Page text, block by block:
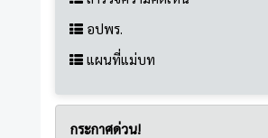
อปพร.
แผนที่แม่บท
กระกาศด่วน!
วันที่ 29 กันยายน 2564 เวลา 09.00